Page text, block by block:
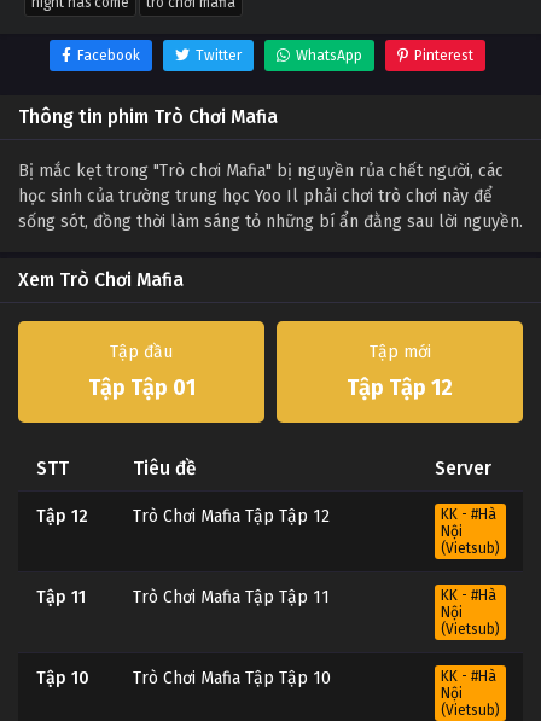
Facebook Twitter WhatsApp Pinterest
Thông tin phim Trò Chơi Mafia
Bị mắc kẹt trong "Trò chơi Mafia" bị nguyền rủa chết người, các
học sinh của trường trung học Yoo Il phải chơi trò chơi này để
sống sót, đồng thời làm sáng tỏ những bí ẩn đằng sau lời nguyền.
Xem Trò Chơi Mafia
Tập đầu
Tập Tập 01
Tập mới
Tập Tập 12
STT Tiêu đề Server
Tập 12 Trò Chơi Mafia Tập Tập 12
KK - #Hà
Nội
(Vietsub)
Tập 11 Trò Chơi Mafia Tập Tập 11
KK - #Hà
Nội
(Vietsub)
Tập 10 Trò Chơi Mafia Tập Tập 10
KK - #Hà
Nội
(Vietsub)